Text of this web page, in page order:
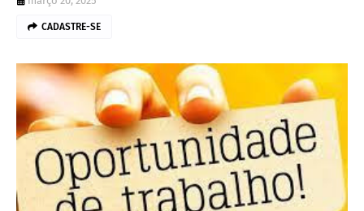
CADASTRE-SE